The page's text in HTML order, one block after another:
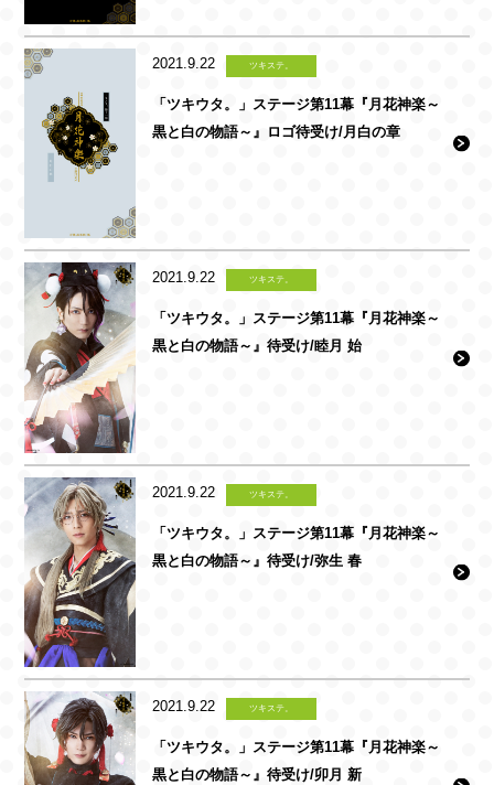
2021.9.22 ツキステ。
「ツキウタ。」ステージ第11幕『月花神楽～
黒と白の物語～』ロゴ待受け/月白の章
2021.9.22 ツキステ。
「ツキウタ。」ステージ第11幕『月花神楽～
黒と白の物語～』待受け/睦月 始
2021.9.22 ツキステ。
「ツキウタ。」ステージ第11幕『月花神楽～
黒と白の物語～』待受け/弥生 春
2021.9.22 ツキステ。
「ツキウタ。」ステージ第11幕『月花神楽～
黒と白の物語～』待受け/卯月 新